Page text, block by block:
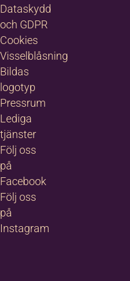
Dataskydd
och GDPR
Cookies
Visselblåsning
Bildas
logotyp
Pressrum
Lediga
tjänster
Följ oss
på
Facebook
Följ oss
på
Instagram